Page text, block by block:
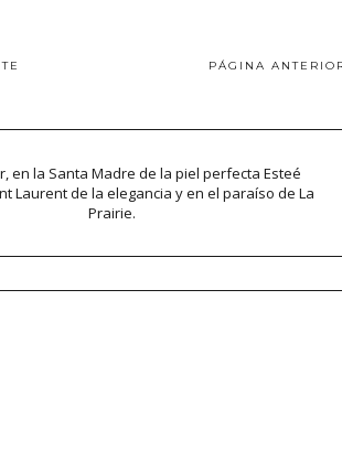
PÁGINA
en la Santa Madre de la piel perfecta Esteé
Laurent de la elegancia y en el paraíso de La
Prairie.